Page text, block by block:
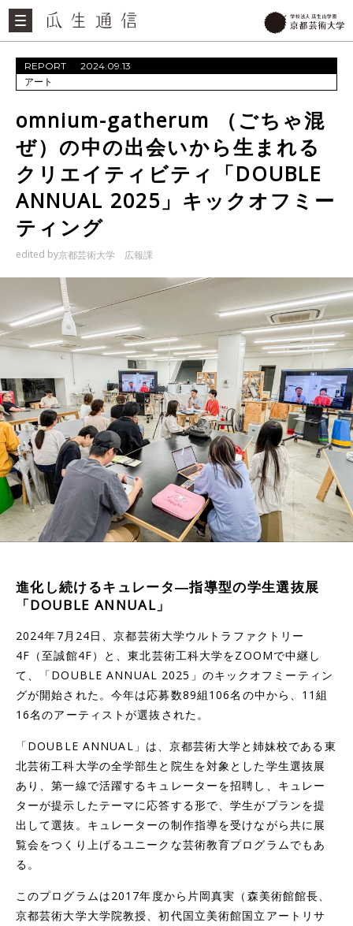
REPORT 2024.09.13
アート
omnium-gatherum （ごちゃ混
ぜ）の中の出会いから生まれる
クリエイティビティ「DOUBLE
ANNUAL 2025」キックオフミー
ティング
edited by京都芸術大学 広報課
進化し続けるキュレータ―指導型の学生選抜展
「DOUBLE ANNUAL」
2024年7月24日、京都芸術大学ウルトラファクトリー
4F（至誠館4F）と、東北芸術工科大学をZOOMで中継し
て、「DOUBLE ANNUAL 2025」のキックオフミーティン
グが開始された。今年は応募数89組106名の中から、11組
16名のアーティストが選抜された。
「DOUBLE ANNUAL」は、京都芸術大学と姉妹校である東
北芸術工科大学の全学部生と院生を対象とした学生選抜展
あり、第一線で活躍するキュレーターを招聘し、キュレー
ターが提示したテーマに応答する形で、学生がプランを提
出して選抜。キュレーターの制作指導を受けながら共に展
覧会をつくり上げるユニークな芸術教育プログラムでもあ
る。
このプログラムは2017年度から片岡真実（森美術館館長、
京都芸術大学大学院教授、初代国立美術館国立アートリサ